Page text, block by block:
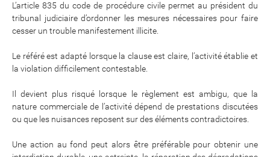
L’article 835 du code de procédure civile permet au président du
tribunal judiciaire d’ordonner les mesures nécessaires pour faire
cesser un trouble manifestement illicite.
Le référé est adapté lorsque la clause est claire, l’activité établie et
la violation difficilement contestable.
Il devient plus risqué lorsque le règlement est ambigu, que la
nature commerciale de l’activité dépend de prestations discutées
ou que les nuisances reposent sur des éléments contradictoires.
Une action au fond peut alors être préférable pour obtenir une